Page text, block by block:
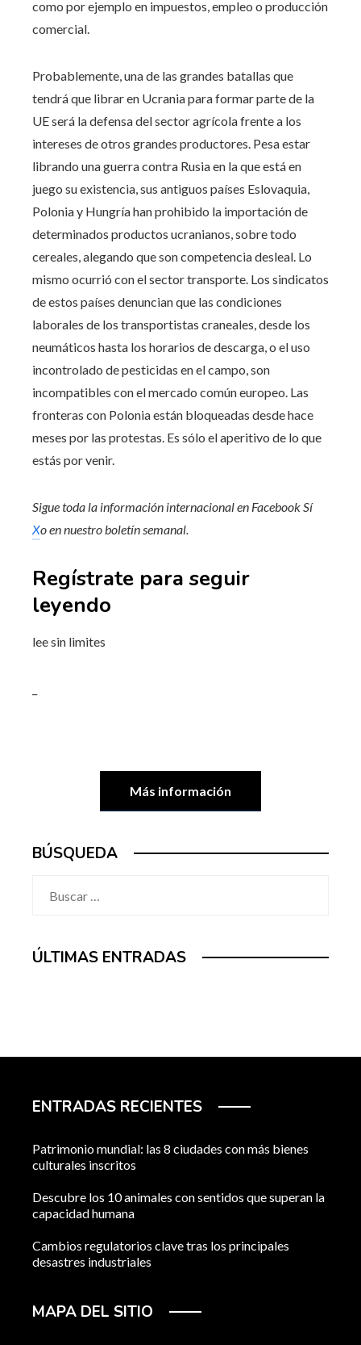
como por ejemplo en impuestos, empleo o producción
comercial.
Probablemente, una de las grandes batallas que
tendrá que librar en Ucrania para formar parte de la
UE será la defensa del sector agrícola frente a los
intereses de otros grandes productores. Pesa estar
librando una guerra contra Rusia en la que está en
juego su existencia, sus antiguos países Eslovaquia,
Polonia y Hungría han prohibido la importación de
determinados productos ucranianos, sobre todo
cereales, alegando que son competencia desleal. Lo
mismo ocurrió con el sector transporte. Los sindicatos
de estos países denuncian que las condiciones
laborales de los transportistas craneales, desde los
neumáticos hasta los horarios de descarga, o el uso
incontrolado de pesticidas en el campo, son
incompatibles con el mercado común europeo. Las
fronteras con Polonia están bloqueadas desde hace
meses por las protestas. Es sólo el aperitivo de lo que
estás por venir.
Sigue toda la información internacional en FacebookSí
Xo ennuestro boletín semanal.
Regístrate para seguir
leyendo
lee sin limites
Más información
BÚSQUEDA
ÚLTIMAS ENTRADAS
ENTRADAS RECIENTES
Patrimonio mundial: las 8 ciudades con más bienes
culturales inscritos
Descubre los 10 animales con sentidos que superan la
capacidad humana
Cambios regulatorios clave tras los principales
desastres industriales
MAPA DEL SITIO